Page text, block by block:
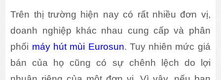
Trên thị trường hiện nay có rất nhiều đơn vị,
doanh nghiệp khác nhau cung cấp và phân
phối máy hút mùi Eurosun. Tuy nhiên mức giá
bán của họ cũng có sự chênh lệch do lợi